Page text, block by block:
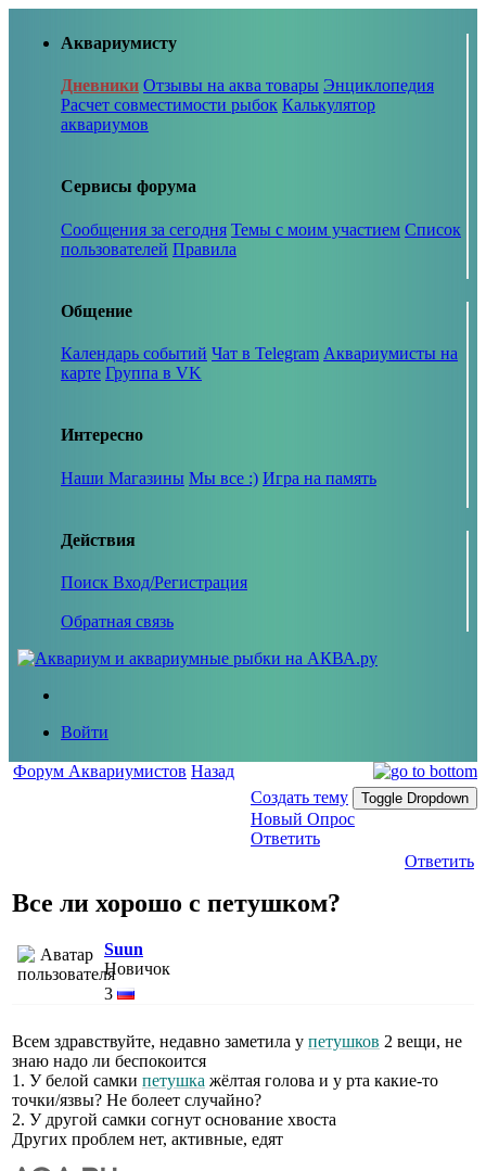
Аквариумисту
Дневники Отзывы на аква товары Энциклопедия
Расчет совместимости рыбок Калькулятор
аквариумов
Сервисы форума
Сообщения за сегодня Темы с моим участием Список
пользователей Правила
Общение
Календарь событий Чат в Telegram Аквариумисты на
карте Группа в VK
Интересно
Наши Магазины Мы все :) Игра на память
Действия
Поиск Вход/Регистрация
Обратная связь
Войти
Форум Аквариумистов Назад
Создать тему
Toggle Dropdown
Новый Опрос
Ответить
Ответить
Все ли хорошо с петушком?
Suun
Новичок
3
Всем здравствуйте, недавно заметила у петушков 2 вещи, не
знаю надо ли беспокоится
1. У белой самки петушка жёлтая голова и у рта какие-то
точки/язвы? Не болеет случайно?
2. У другой самки согнут основание хвоста
Других проблем нет, активные, едят